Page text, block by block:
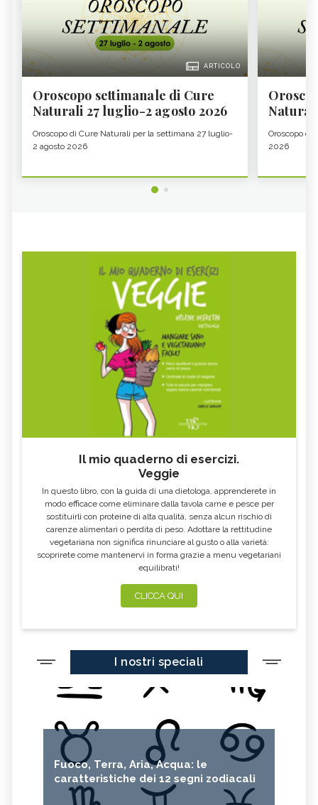
ARTICOLO
Oroscopo settimanale di Cure
Naturali 27 luglio-2 agosto 2026
Oroscopo di Cure Naturali per la settimana 27 luglio-
2 agosto 2026
Oroscopo di
2026
Il mio quaderno di esercizi.
Veggie
In questo libro, con la guida di una dietologa, apprenderete in
modo efficace come eliminare dalla tavola carne e pesce per
sostituirli con proteine di alta qualità, senza alcun rischio di
carenze alimentari o perdita di peso. Adottare la rettitudine
vegetariana non significa rinunciare al gusto o alla varietà:
scoprirete come mantenervi in forma grazie a menu vegetariani
equilibrati!
CLICCA QUI
I nostri speciali
Fuoco, Terra, Aria, Acqua: le
caratteristiche dei 12 segni zodiacali